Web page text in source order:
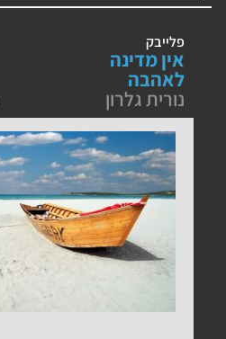
פלייבק
אין מדינה
לאהבה
נורית גלרון